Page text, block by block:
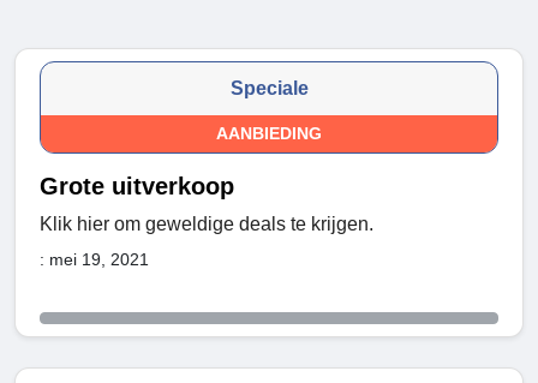
Speciale
AANBIEDING
Grote uitverkoop
Klik hier om geweldige deals te krijgen.
: mei 19, 2021